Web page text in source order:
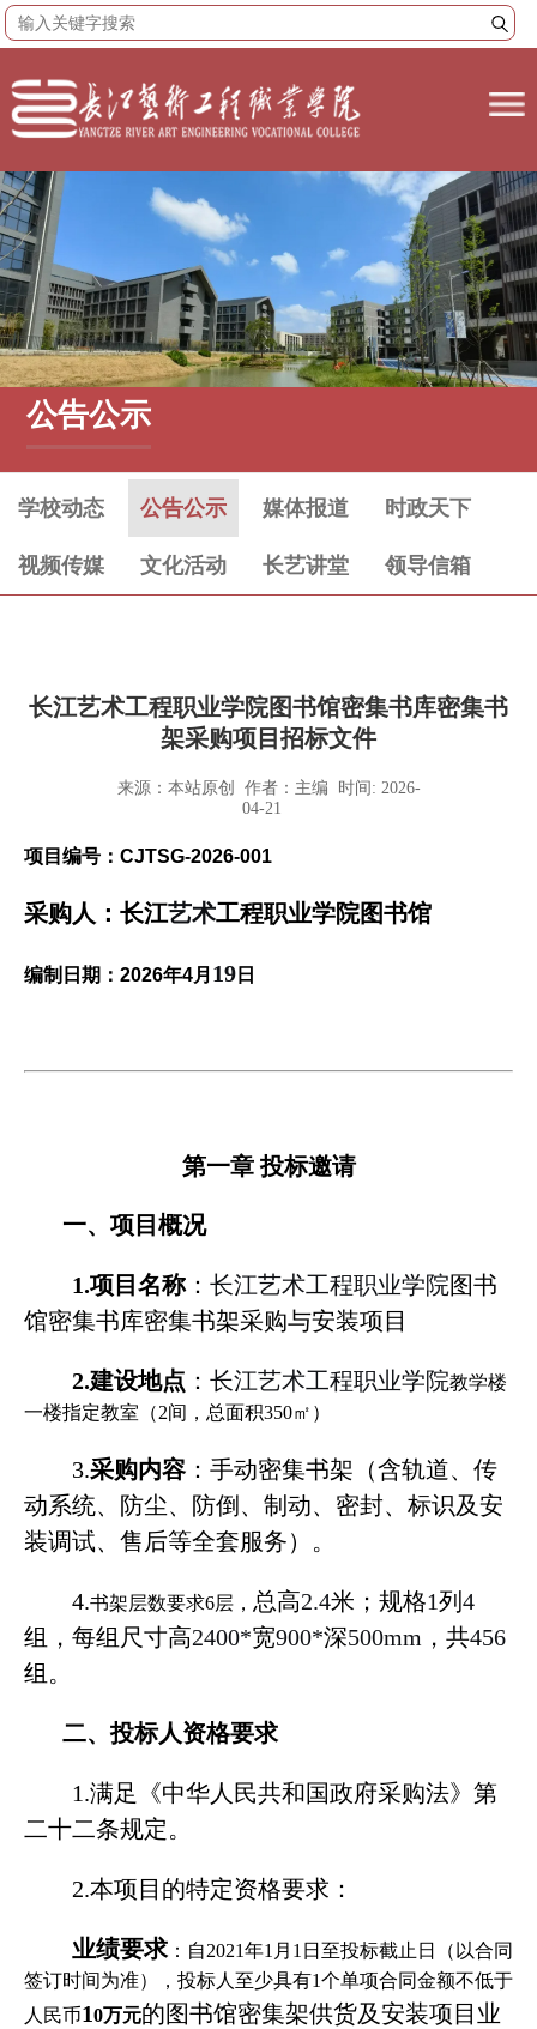
公告公示
学校动态 公告公示 媒体报道 时政天下
视频传媒 文化活动 长艺讲堂 领导信箱
长江艺术工程职业学院图书馆密集书库密集书
架采购项目招标文件
来源：本站原创 作者：主编 时间: 2026-
04-21
项目编号： CJTSG-2026-001
采购人：长江艺术工程职业学院图书馆
编制日期： 2026年4月 19 日
第一章 投标邀请
一、项目概况
1.项目名称： 长江艺术工程职业学院图书
馆密集书库密集书架采购与安装项目
2.建设地点 ： 长江艺术工程职业学院教学楼
一楼指定教室（2间，总面积350㎡）
3.采购内容 ：手动密集书架（含轨道、传
动系统、防尘、防倒、制动、密封、标识及安
装调试、售后等全套服务）。
4.书架层数要求6层， 总高2.4米；规格1列 4
组，每组尺寸高2400*宽900*深500mm ，共456
组 。
二、投标人资格要求
1.满足《中华人民共和国政府采购法》第
二十二条规定。
2.本项目的特定资格要求：
业绩要求：自2021年1 月 1 日至投标截止日（以合同
签订时间为准），投标人至少具有1个单项合同金额不低于
人民币10万元的图书馆密集架供货及安装项目业